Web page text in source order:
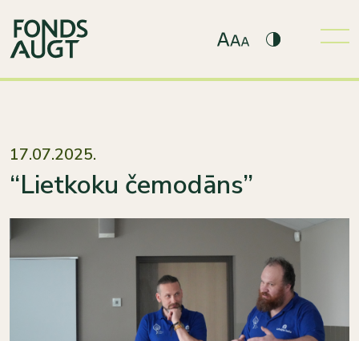
17.07.2025.
“Lietkoku čemodāns”